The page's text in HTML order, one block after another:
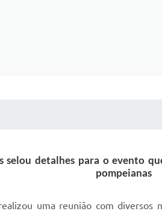
selou detalhes para o evento
pompeianas
uma reunião com diversos